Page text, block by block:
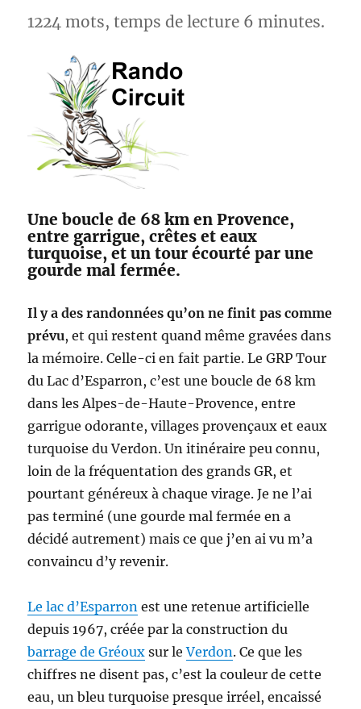
1224 mots, temps de lecture 6 minutes.
Une boucle de 68 km en Provence,
entre garrigue, crêtes et eaux
turquoise, et un tour écourté par une
gourde mal fermée.
Il y a des randonnées qu’on ne finit pas comme
prévu, et qui restent quand même gravées dans
la mémoire. Celle-ci en fait partie. Le GRP Tour
du Lac d’Esparron, c’est une boucle de 68 km
dans les Alpes-de-Haute-Provence, entre
garrigue odorante, villages provençaux et eaux
turquoise du Verdon. Un itinéraire peu connu,
loin de la fréquentation des grands GR, et
pourtant généreux à chaque virage. Je ne l’ai
pas terminé (une gourde mal fermée en a
décidé autrement) mais ce que j’en ai vu m’a
convaincu d’y revenir.
Le lac d’Esparron est une retenue artificielle
depuis 1967, créée par la construction du
barrage de Gréoux sur leVerdon. Ce que les
chiffres ne disent pas, c’est la couleur de cette
eau, un bleu turquoise presque irréel, encaissé